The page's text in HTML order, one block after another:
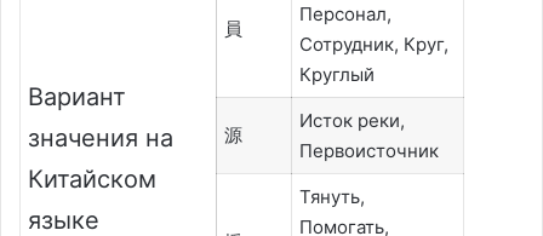
Вариант
значения на
Китайском
языке
員
Персонал,
Сотрудник, Круг,
Круглый
源
Исток реки,
Первоисточник
Тянуть,
Помогать,